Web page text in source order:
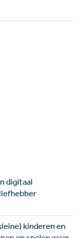
digitaal
kinderen en